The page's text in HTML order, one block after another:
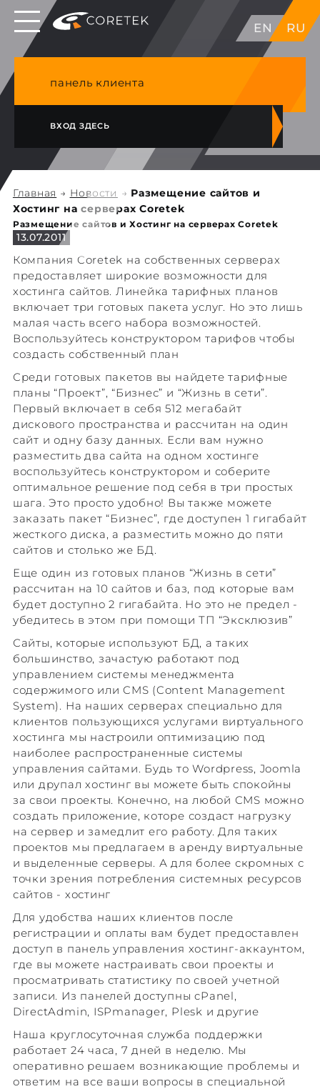
EN RU
Выделенные серверы в ЕС, Японии, ГК, США
NVME VPS & cPanel премиум хостинг в
панель клиента
ВХОД ЗДЕСЬ
Главная → Новости → Размещение сайтов и
Хостинг на серверах Coretek
Размещение сайтов и Хостинг на серверах Coretek
13.07.2011
Компания Coretek на собственных серверах
предоставляет широкие возможности для
хостинга сайтов. Линейка тарифных планов
включает три готовых пакета услуг. Но это лишь
малая часть всего набора возможностей.
Воспользуйтесь конструктором тарифов чтобы
создасть собственный план
Среди готовых пакетов вы найдете тарифные
планы “Проект”, “Бизнес” и “Жизнь в сети”.
Первый включает в себя 512 мегабайт
дискового пространства и рассчитан на один
сайт и одну базу данных. Если вам нужно
разместить два сайта на одном хостинге
воспользуйтесь конструктором и соберите
оптимальное решение под себя в три простых
шага. Это просто удобно! Вы также можете
заказать пакет “Бизнес”, где доступен 1 гигабайт
жесткого диска, а разместить можно до пяти
сайтов и столько же БД.
Еще один из готовых планов “Жизнь в сети”
рассчитан на 10 сайтов и баз, под которые вам
будет доступно 2 гигабайта. Но это не предел -
убедитесь в этом при помощи ТП “Эксклюзив”
Сайты, которые используют БД, а таких
большинство, зачастую работают под
управлением системы менеджмента
содержимого или CMS (Content Management
System). На наших серверах специально для
клиентов пользующихся услугами виртуального
хостинга мы настроили оптимизацию под
наиболее распространенные системы
управления сайтами. Будь то Wordpress, Joomla
или друпал хостинг вы можете быть спокойны
за свои проекты. Конечно, на любой CMS можно
создать приложение, которе создаст нагрузку
на сервер и замедлит его работу. Для таких
проектов мы предлагаем в аренду виртуальные
и выделенные серверы. А для более скромных с
точки зрения потребления системных ресурсов
сайтов - хостинг
Для удобства наших клиентов после
регистрации и оплаты вам будет предоставлен
доступ в панель управления хостинг-аккаунтом,
где вы можете настраивать свои проекты и
просматривать статистику по своей учетной
записи. Из панелей доступны cPanel,
DirectAdmin, ISPmanager, Plesk и другие
Наша круглосуточная служба поддержки
работает 24 часа, 7 дней в неделю. Мы
оперативно решаем возникающие проблемы и
ответим на все ваши вопросы в специальной